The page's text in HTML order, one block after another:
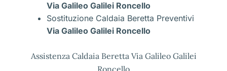
Via Galileo Galilei Roncello
Sostituzione Caldaia Beretta Preventivi
Via Galileo Galilei Roncello
Assistenza Caldaia Beretta Via Galileo Galilei